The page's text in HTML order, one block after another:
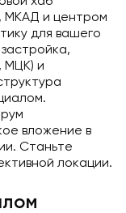
МКАД и центром
для вашего
МЦК) и
вложение в
Станьте
локации.